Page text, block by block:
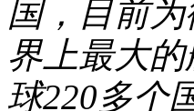
发货很快，当天拿
来的快递，第二天
就可以上网查到跟
踪号了。...
国，目前
界上最大
球220多个